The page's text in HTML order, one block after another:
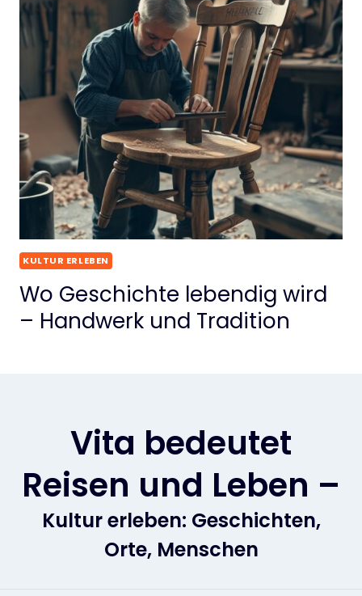
KULTUR ERLEBEN
Wo Geschichte lebendig wird
– Handwerk und Tradition
Vita bedeutet
Reisen und Leben –
Kultur erleben: Geschichten,
Orte, Menschen